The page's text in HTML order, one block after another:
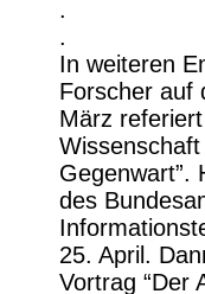
.
.
In weiteren
Forscher auf
März
Gegenwart”.
des
25. April.
Vortrag “Der